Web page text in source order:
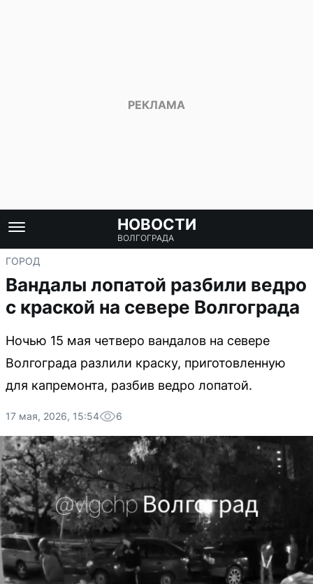
НОВОСТИ
ВОЛГОГРАДА
ГОРОД
Вандалы лопатой разбили ведро
с краской на севере Волгограда
Ночью 15 мая четверо вандалов на севере
Волгограда разлили краску, приготовленную
для капремонта, разбив ведро лопатой.
17 мая, 2026, 15:54 6